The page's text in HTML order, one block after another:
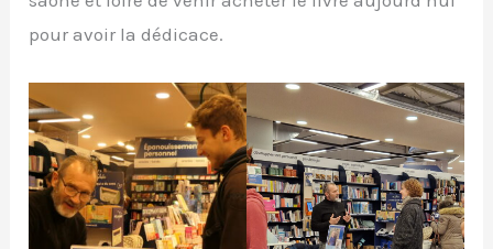
pour avoir la dédicace.